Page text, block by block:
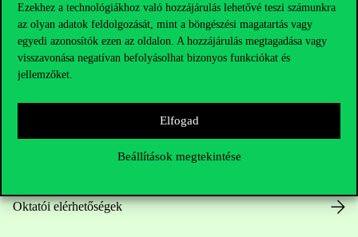
Ezekhez a technológiákhoz való hozzájárulás lehetővé teszi számunkra
az olyan adatok feldolgozását, mint a böngészési magatartás vagy
egyedi azonosítók ezen az oldalon. A hozzájárulás megtagadása vagy
visszavonása negatívan befolyásolhat bizonyos funkciókat és
jellemzőket.
Elfogad
Beállítások megtekintése
Elérhetőségek
+36 1 482 5000
Oktatói elérhetőségek